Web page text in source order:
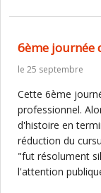
6ème journée
le 25 septembre
Cette 6ème
professionnel.
d'histoire en
réduction du
"fut résolument
l'attention